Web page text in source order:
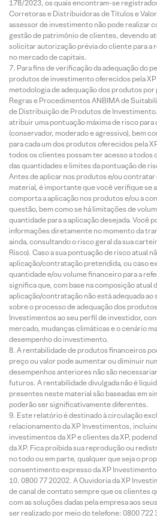
178/2023, os quais encontram-se
Corretoras e Distribuidoras de Títulos e
assessor de investimento não pode realizar
gestão de patrimônio de clientes, devendo
solicitar autorização prévia do cliente para a
no mercado de capitais.
Para fins de verificação da adequação do
produtos de investimento oferecidos pela
metodologia de adequação dos produtos
Regras e Procedimentos ANBIMA de
de Distribuição de Produtos de
atribuir uma pontuação máxima de risco
(conservador, moderado e agressivo), bem
para cada um dos produtos oferecidos pela
todos os clientes possam ter acesso a
das quantidades e limites da pontuação de
Antes de aplicar nos produtos e/ou
material, é importante que você verifique se
comporta a aplicação nos produtos e/ou a
questão, bem como se há limitações de
quantidade para a aplicação desejada. Você
informações diretamente no momento da
ainda, consultando o risco geral da sua
Risco). Caso a sua pontuação de risco atual
aplicação/contratação pretendida, ou caso
quantidade e/ou volume financeiro para a
significa que, com base na composição atual
aplicação/contratação não está adequada ao
sobre o processo de adequação dos
Investimentos ao seu perfil de investidor,
mercado, mudanças climáticas e o cenário
desempenho do investimento.
A rentabilidade de produtos financeiros
preço ou valor pode aumentar ou diminuir
desempenhos anteriores não são
futuros. A rentabilidade divulgada não é
presentes neste material são baseadas em
poderão ser significativamente diferentes.
Este relatório é destinado à circulação
relacionamento da XP Investimentos,
investimentos da XP e clientes da XP,
da XP. Fica proibida sua reprodução ou
no todo ou em parte, qualquer que seja o
consentimento expresso da XP
0800 77 20202. A Ouvidoria da XP
de canal de contato sempre que os clientes
com as soluções dadas pela empresa aos
ser realizado por meio do telefone: 0800 722